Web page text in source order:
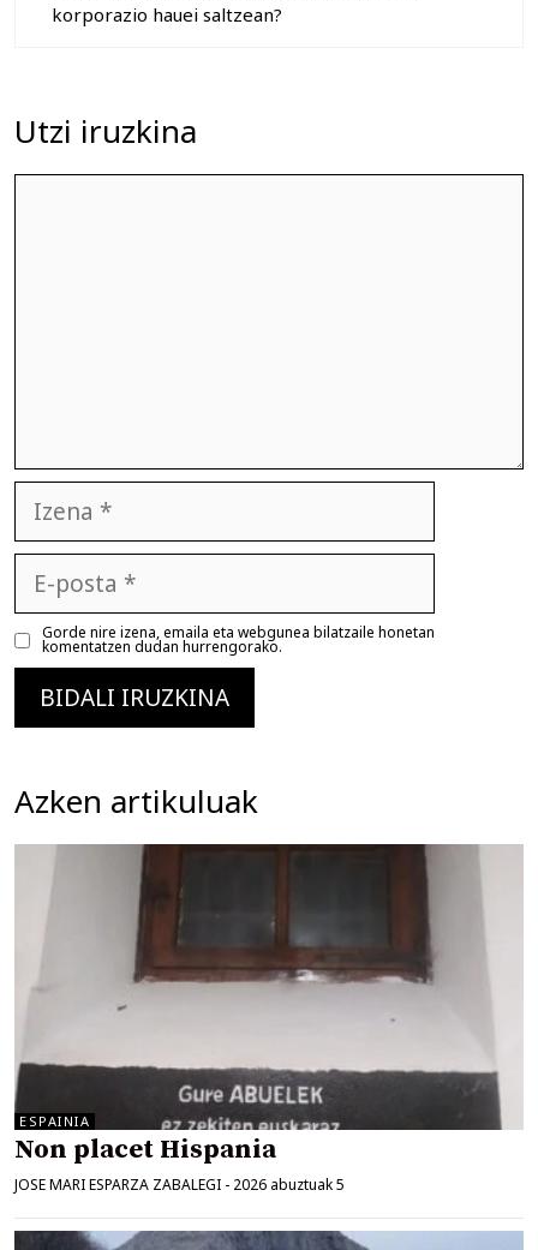
korporazio hauei saltzean?
Utzi iruzkina
posta
Gorde nire izena, emaila eta webgunea bilatzaile honetan
komentatzen dudan hurrengorako.
Azken artikuluak
ESPAINIA
Non placet Hispania
JOSE MARI ESPARZA ZABALEGI - 2026 abuztuak 5